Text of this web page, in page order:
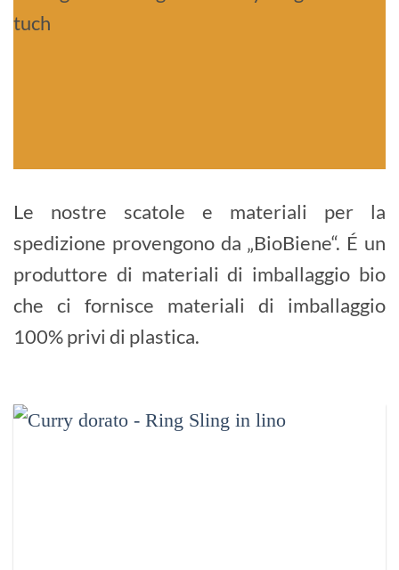
Le nostre scatole e materiali per la
spedizione provengono da „BioBiene“. É un
produttore di materiali di imballaggio bio
che ci fornisce materiali di imballaggio
100% privi di plastica.